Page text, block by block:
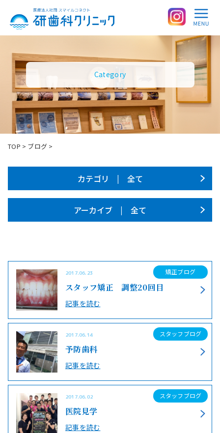
Category
TOP > ブログ >
カテゴリ | 全て
アーカイブ | 全て
矯正ブログ
2017.06.23
スタッフ矯正 調整20回目
記事を読む
スタッフブログ
2017.06.14
予防歯科
記事を読む
スタッフブログ
2017.06.02
医院見学
記事を読む